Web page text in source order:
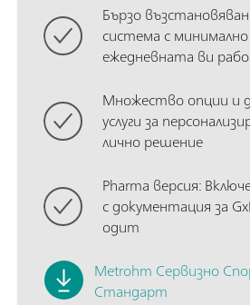
Бързо
система с
ежедневната ви
Множество опции и
услуги за
лично решение
Pharma версия:
с документация за
одит
Metrohm Сервизно
Стандарт